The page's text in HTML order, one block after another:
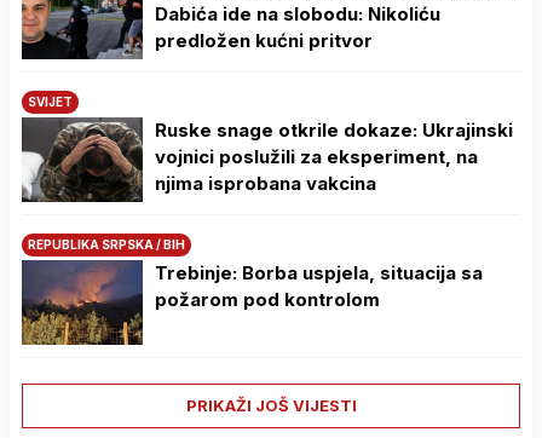
Dabića ide na slobodu: Nikoliću
predložen kućni pritvor
SVIJET
Ruske snage otkrile dokaze: Ukrajinski
vojnici poslužili za eksperiment, na
njima isprobana vakcina
REPUBLIKA SRPSKA / BIH
Trebinje: Borba uspjela, situacija sa
požarom pod kontrolom
PRIKAŽI JOŠ VIJESTI